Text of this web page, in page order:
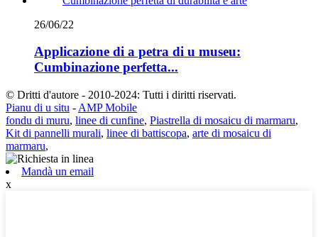
26/06/22
Applicazione di a petra di u museu:
Cumbinazione perfetta...
© Dritti d'autore - 2010-2024: Tutti i diritti riservati.
Pianu di u situ - AMP Mobile
fondu di muru, linee di cunfine, Piastrella di mosaicu di marmaru,
Kit di pannelli murali, linee di battiscopa, arte di mosaicu di
marmaru,
Mandà un email
x